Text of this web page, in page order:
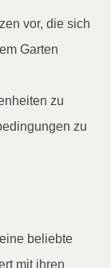
vor, die sich
Garten
zu
zu
beliebte
mit ihren